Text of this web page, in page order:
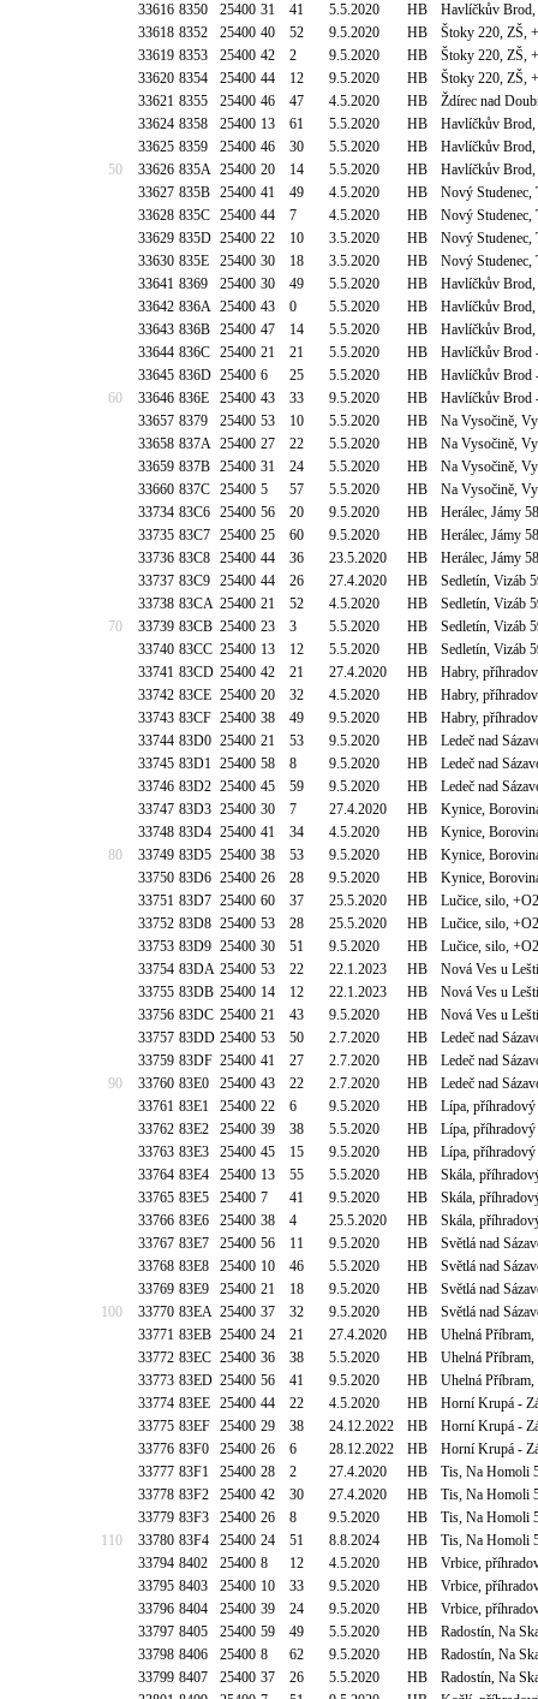
33616 8350 25400 31 41 5.5.2020 HB
Havlíčkův Brod,
33618 8352 25400 40 52 9.5.2020 HB
Štoky 220, ZŠ,
33619 8353 25400 42 2 9.5.2020 HB
Štoky 220, ZŠ,
33620 8354 25400 44 12 9.5.2020 HB
Štoky 220, ZŠ,
33621 8355 25400 46 47 4.5.2020 HB
Ždírec nad
33624 8358 25400 13 61 5.5.2020 HB
Havlíčkův Brod,
33625 8359 25400 46 30 5.5.2020 HB
Havlíčkův Brod,
50
33626 835A 25400 20 14 5.5.2020 HB
Havlíčkův Brod,
33627 835B 25400 41 49 4.5.2020 HB
Nový Studenec,
33628 835C 25400 44 7 4.5.2020 HB
Nový Studenec,
33629 835D 25400 22 10 3.5.2020 HB
Nový Studenec,
33630 835E 25400 30 18 3.5.2020 HB
Nový Studenec,
33641 8369 25400 30 49 5.5.2020 HB
Havlíčkův Brod,
33642 836A 25400 43 0 5.5.2020 HB
Havlíčkův Brod,
33643 836B 25400 47 14 5.5.2020 HB
Havlíčkův Brod,
33644 836C 25400 21 21 5.5.2020 HB
Havlíčkův Brod
33645 836D 25400 6 25 5.5.2020 HB
Havlíčkův Brod
60
33646 836E 25400 43 33 9.5.2020 HB
Havlíčkův Brod
33657 8379 25400 53 10 5.5.2020 HB
Na Vysočině,
33658 837A 25400 27 22 5.5.2020 HB
Na Vysočině,
33659 837B 25400 31 24 5.5.2020 HB
Na Vysočině,
33660 837C 25400 5 57 5.5.2020 HB
Na Vysočině,
33734 83C6 25400 56 20 9.5.2020 HB
Herálec, Jámy
33735 83C7 25400 25 60 9.5.2020 HB
Herálec, Jámy
33736 83C8 25400 44 36 23.5.2020 HB
Herálec, Jámy
33737 83C9 25400 44 26 27.4.2020 HB
Sedletín, Vizáb
33738 83CA 25400 21 52 4.5.2020 HB
Sedletín, Vizáb
70
33739 83CB 25400 23 3 5.5.2020 HB
Sedletín, Vizáb
33740 83CC 25400 13 12 5.5.2020 HB
Sedletín, Vizáb
33741 83CD 25400 42 21 27.4.2020 HB
Habry,
33742 83CE 25400 20 32 4.5.2020 HB
Habry,
33743 83CF 25400 38 49 9.5.2020 HB
Habry,
33744 83D0 25400 21 53 9.5.2020 HB
Ledeč nad
33745 83D1 25400 58 8 9.5.2020 HB
Ledeč nad
33746 83D2 25400 45 59 9.5.2020 HB
Ledeč nad
33747 83D3 25400 30 7 27.4.2020 HB
Kynice,
33748 83D4 25400 41 34 4.5.2020 HB
Kynice,
80
33749 83D5 25400 38 53 9.5.2020 HB
Kynice,
33750 83D6 25400 26 28 9.5.2020 HB
Kynice,
33751 83D7 25400 60 37 25.5.2020 HB
Lučice, silo, +O2
33752 83D8 25400 53 28 25.5.2020 HB
Lučice, silo, +O2
33753 83D9 25400 30 51 9.5.2020 HB
Lučice, silo, +O2
33754 83DA 25400 53 22 22.1.2023 HB
Nová Ves u
33755 83DB 25400 14 12 22.1.2023 HB
Nová Ves u
33756 83DC 25400 21 43 9.5.2020 HB
Nová Ves u
33757 83DD 25400 53 50 2.7.2020 HB
Ledeč nad
33759 83DF 25400 41 27 2.7.2020 HB
Ledeč nad
90
33760 83E0 25400 43 22 2.7.2020 HB
Ledeč nad
33761 83E1 25400 22 6 9.5.2020 HB
Lípa,
33762 83E2 25400 39 38 5.5.2020 HB
Lípa,
33763 83E3 25400 45 15 9.5.2020 HB
Lípa,
33764 83E4 25400 13 55 5.5.2020 HB
Skála,
33765 83E5 25400 7 41 9.5.2020 HB
Skála,
33766 83E6 25400 38 4 25.5.2020 HB
Skála,
33767 83E7 25400 56 11 9.5.2020 HB
Světlá nad
33768 83E8 25400 10 46 5.5.2020 HB
Světlá nad
33769 83E9 25400 21 18 9.5.2020 HB
Světlá nad
100
33770 83EA 25400 37 32 9.5.2020 HB
Světlá nad
33771 83EB 25400 24 21 27.4.2020 HB
Uhelná
33772 83EC 25400 36 38 5.5.2020 HB
Uhelná
33773 83ED 25400 56 41 9.5.2020 HB
Uhelná
33774 83EE 25400 44 22 4.5.2020 HB
Horní Krupá -
33775 83EF 25400 29 38 24.12.2022 HB
Horní Krupá -
33776 83F0 25400 26 6 28.12.2022 HB
Horní Krupá -
33777 83F1 25400 28 2 27.4.2020 HB
Tis, Na Homoli
33778 83F2 25400 42 30 27.4.2020 HB
Tis, Na Homoli
33779 83F3 25400 26 8 9.5.2020 HB
Tis, Na Homoli
110
33780 83F4 25400 24 51 8.8.2024 HB
Tis, Na Homoli
33794 8402 25400 8 12 4.5.2020 HB
Vrbice,
33795 8403 25400 10 33 9.5.2020 HB
Vrbice,
33796 8404 25400 39 24 9.5.2020 HB
Vrbice,
33797 8405 25400 59 49 5.5.2020 HB
Radostín, Na
33798 8406 25400 8 62 9.5.2020 HB
Radostín, Na
33799 8407 25400 37 26 5.5.2020 HB
Radostín, Na